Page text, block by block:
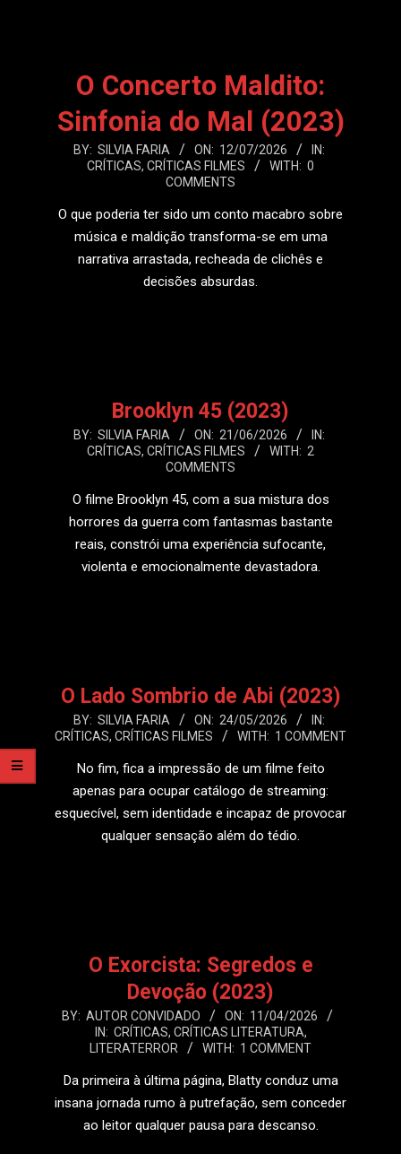
O Concerto Maldito:
Sinfonia do Mal (2023)
2026-
BY: SILVIA FARIA ON: 12/07/2026
IN:
CRÍTICAS, CRÍTICAS FILMES WITH: 0
COMMENTS
O que poderia ter sido um conto macabro sobre
música e maldição transforma-se em uma
narrativa arrastada, recheada de clichês e
decisões absurdas.
Brooklyn 45 (2023)
2026-
BY: SILVIA FARIA ON: 21/06/2026
IN:
CRÍTICAS, CRÍTICAS FILMES WITH: 2
COMMENTS
O filme Brooklyn 45, com a sua mistura dos
horrores da guerra com fantasmas bastante
reais, constrói uma experiência sufocante,
violenta e emocionalmente devastadora.
O Lado Sombrio de Abi (2023)
2026-
05-
BY: SILVIA FARIA ON: 24/05/2026
IN:
CRÍTICAS, CRÍTICAS FILMES WITH: 1 COMMENT
No fim, fica a impressão de um filme feito
apenas para ocupar catálogo de streaming:
esquecível, sem identidade e incapaz de provocar
qualquer sensação além do tédio.
O Exorcista: Segredos e
Devoção (2023)
2026-
BY: AUTOR CONVIDADO ON: 11/04/2026
IN: CRÍTICAS, CRÍTICAS LITERATURA,
LITERATERROR
WITH: 1 COMMENT
Da primeira à última página, Blatty conduz uma
insana jornada rumo à putrefação, sem conceder
ao leitor qualquer pausa para descanso.